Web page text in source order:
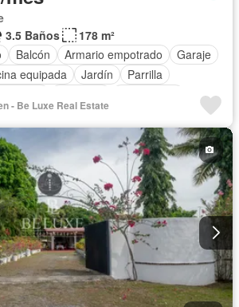
3.5 Baños
178 m²
Balcón Armario empotrado
Garaje
equipada Jardín
Parrilla
Seguridad Piscina Cancha de tenis
- Be Luxe Real Estate